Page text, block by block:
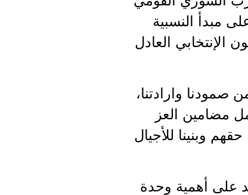
مبدأ النسبية
الإنتخابي العادل
صمودنا وارادتنا،
مضامين العز
وبنينا للأجيال
على أهمية وحدة